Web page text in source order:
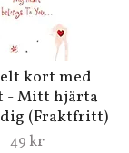
kort med
- Mitt hjärta
(Fraktfritt)
49 kr